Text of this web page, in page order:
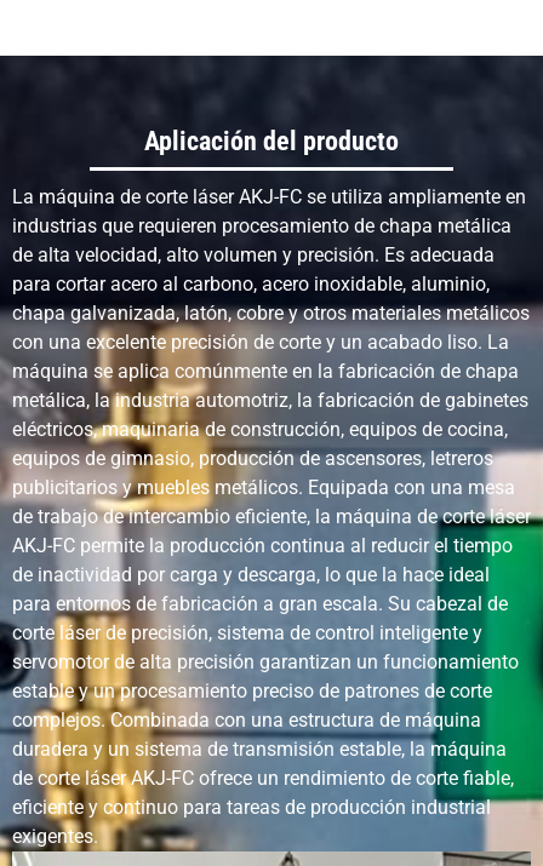
metales
espesor
De grosor
medio a espeso
(depende de la
potencia)
Excelente para
metales gruesos
Ancho de
ranura
Muy estrecho Más amplio
Deformación
del material
Mínimo
Moderado debido
al calor
Capacidad de
automatización
Altamente
automatizado
(CNC/robótica)
Automatizado
Costo
operacional
De intensidad
media a alta
(depende del
tipo de láser)
Medio
Requisitos de
mantenimiento
Moderado
(óptica, fuente)
Moderado
(consumibles)
Impacto
medioambiental
Bajas
emisiones,
proceso limpio
Produce humos y
Aplicación del producto
La máquina de corte láser AKJ-FC se utiliza ampliamente en
industrias que requieren procesamiento de chapa metálica
de alta velocidad, alto volumen y precisión. Es adecuada
para cortar acero al carbono, acero inoxidable, aluminio,
chapa galvanizada, latón, cobre y otros materiales metálicos
con una excelente precisión de corte y un acabado liso. La
máquina se aplica comúnmente en la fabricación de chapa
metálica, la industria automotriz, la fabricación de gabinetes
eléctricos, maquinaria de construcción, equipos de cocina,
equipos de gimnasio, producción de ascensores, letreros
publicitarios y muebles metálicos. Equipada con una mesa
de trabajo de intercambio eficiente, la máquina de corte láser
AKJ-FC permite la producción continua al reducir el tiempo
de inactividad por carga y descarga, lo que la hace ideal
para entornos de fabricación a gran escala. Su cabezal de
corte láser de precisión, sistema de control inteligente y
servomotor de alta precisión garantizan un funcionamiento
estable y un procesamiento preciso de patrones de corte
complejos. Combinada con una estructura de máquina
duradera y un sistema de transmisión estable, la máquina
de corte láser AKJ-FC ofrece un rendimiento de corte fiable,
eficiente y continuo para tareas de producción industrial
exigentes.